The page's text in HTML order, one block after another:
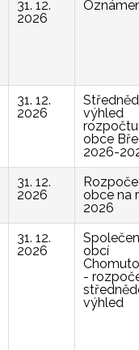
31. 12.
2026
31. 12.
2026
výhled
rozpočtu
obce
2026-
31. 12.
2026
obce na
2026
31. 12.
2026
obcí
-
výhled